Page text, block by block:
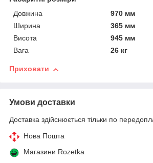
Довжина
970 мм
Ширина
365 мм
Висота
945 мм
Вага
26 кг
Приховати
Умови доставки
Доставка здійснюється тільки по
Нова Пошта
Магазини Rozetka